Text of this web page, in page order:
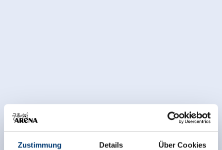
Zustimmung Details Über Cookies